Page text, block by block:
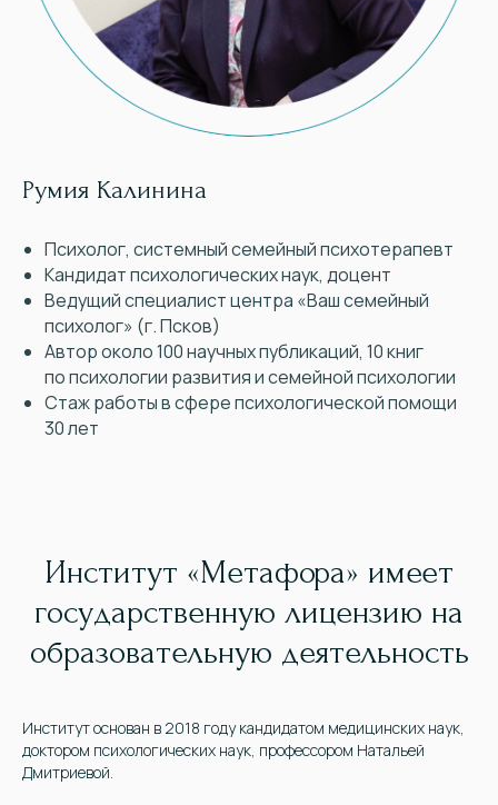
Румия Калинина
Психолог, системный семейный психотерапевт
Кандидат психологических наук, доцент
Ведущий специалист центра «Ваш семейный
психолог» (г. Псков)
Автор около 100 научных публикаций, 10 книг
по психологии развития и семейной психологии
Стаж работы в сфере психологической помощи
30 лет
Институт «Метафора» имеет
государственную лицензию на
образовательную деятельность
Институт основан в 2018 году кандидатом медицинских наук,
доктором психологических наук, профессором Натальей
Дмитриевой.